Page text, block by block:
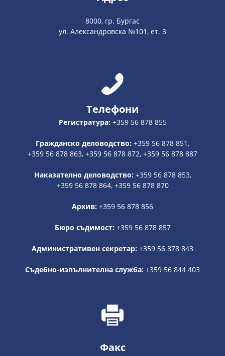
8000, гр. Бургас
ул. Александровска №101, ет. 3
Телефони
Регистратура: +359 56 878 855
Гражданско деловодство: +359 56 878 851,
+359 56 878 863, +359 56 878 872, +359 56 878 887
Наказателно деловодство: +359 56 878 853,
+359 56 878 864, +359 56 878 870
Архив: +359 56 878 856
Бюро съдимост: +359 56 878 857
Административен секретар: +359 56 878 843
Съдебно-изпълнителна служба: +359 56 844 403
Факс